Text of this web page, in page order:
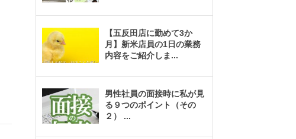
【五反田店に勤めて3か
月】新米店員の1日の業務
内容をご紹介しま ...
男性社員の面接時に私が見
る９つのポイント（その
２） ...